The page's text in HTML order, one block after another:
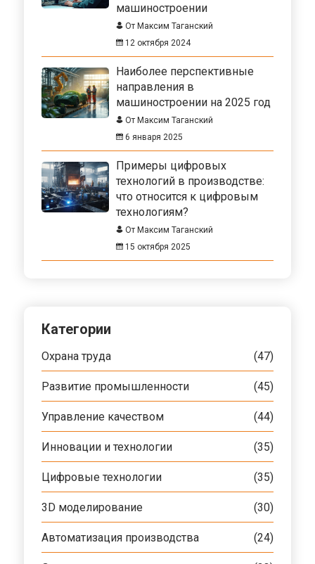
машиностроении
От Максим Таганский
12 октября 2024
Наиболее перспективные
направления в
машиностроении на 2025 год
От Максим Таганский
6 января 2025
Примеры цифровых
технологий в производстве:
что относится к цифровым
технологиям?
От Максим Таганский
15 октября 2025
Категории
Охрана труда (47)
Развитие промышленности (45)
Управление качеством (44)
Инновации и технологии (35)
Цифровые технологии (35)
3D моделирование (30)
Автоматизация производства (24)